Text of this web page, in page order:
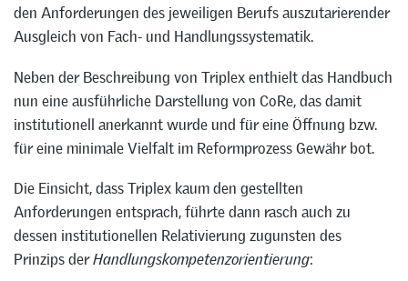
den Anforderungen des jeweiligen Berufs auszutarierender
Ausgleich von Fach- und Handlungssystematik.
Neben der Beschreibung von Triplex enthielt das Handbuch
nun eine ausführliche Darstellung von CoRe, das damit
institutionell anerkannt wurde und für eine Öffnung bzw.
für eine minimale Vielfalt im Reformprozess Gewähr bot.
Die Einsicht, dass Triplex kaum den gestellten
Anforderungen entsprach, führte dann rasch auch zu
dessen institutionellen Relativierung zugunsten des
Prinzips derHandlungskompetenzorientierung: